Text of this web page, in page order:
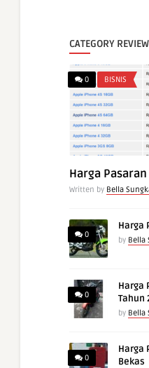
CATEGORY
0 BISNIS
Harga
Written by Bella
0
Harga
by Bella
0
Harga
Tahun
by Bella
0
Harga
Bekas